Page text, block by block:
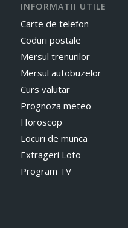
INFORMATII UTILE
Carte de telefon
Coduri postale
Mersul trenurilor
Mersul autobuzelor
Curs valutar
Prognoza meteo
Horoscop
Locuri de munca
Extrageri Loto
Program TV